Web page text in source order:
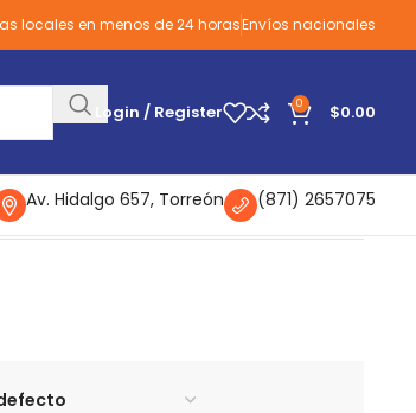
locales en menos de 24 horasEnvíos nacionales
Login / Register 0 $0.00
Av. Hidalgo 657, Torreón
(871) 2657075